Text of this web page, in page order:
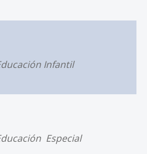
Infantil
Especial